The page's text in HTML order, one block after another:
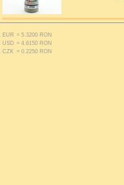
EUR = 5.3200 RON
USD = 4.6150 RON
CZK = 0.2250 RON